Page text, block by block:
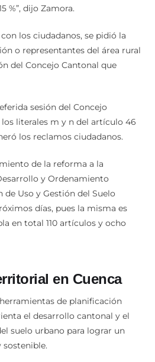
%”, dijo Zamora.
los ciudadanos, se pidió la
o representantes del área rural
del Concejo Cantonal que
sesión del Concejo
literales m y n del artículo 46
los reclamos ciudadanos.
de la reforma a la
y Ordenamiento
de Uso y Gestión del Suelo
días, pues la misma es
en total 110 artículos y ocho
en Cuenca
de planificación
el desarrollo cantonal y el
suelo urbano para lograr un